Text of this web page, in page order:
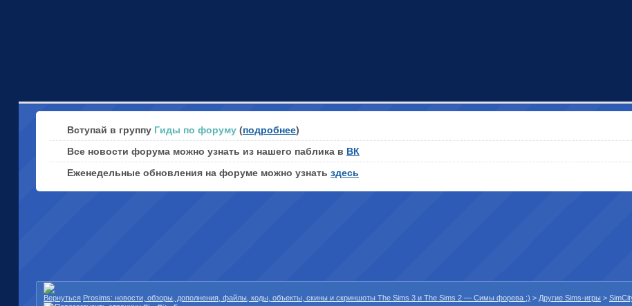
Вступай в группу Гиды по форуму (подробнее)
Все новости форума можно узнать из нашего паблика в ВК
Еженедельные обновления на форуме можно узнать здесь
Prosims: новости, обзоры, дополнения, файлы, коды, объекты, скины и скриншоты The Sims 3 и The Sims 2 — Симы форева ;) > Другие Sims-игры >